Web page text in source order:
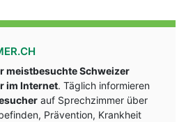
meistbesuchte Schweizer
im Internet. Täglich informieren
auf Sprechzimmer über
Prävention, Krankheit